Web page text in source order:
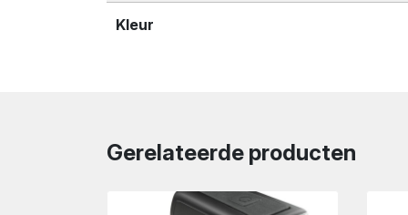
Kleur
Gerelateerde producten